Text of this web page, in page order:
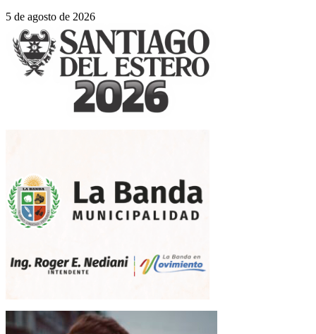
5 de agosto de 2026